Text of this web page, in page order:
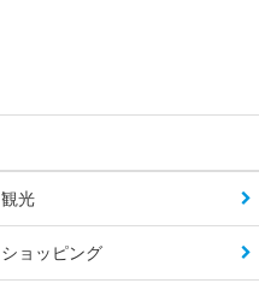
観光
ショッピング